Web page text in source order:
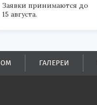
Заявки принимаются до
15 августа.
ГАЛЕРЕИ